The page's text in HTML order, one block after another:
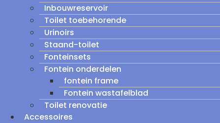
Inbouwreservoir
Toilet toebehorende
Urinoirs
Staand-toilet
Fonteinsets
Fontein onderdelen
fontein frame
Fontein wastafelblad
Toilet renovatie
Accessoires